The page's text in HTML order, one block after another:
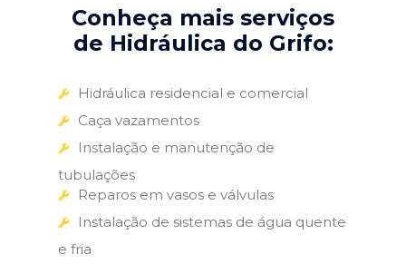
Conheça mais serviços
de Hidráulica do Grifo:
Hidráulica residencial e comercial
Caça vazamentos
Instalação e manutenção de
tubulações
Reparos em vasos e válvulas
Instalação de sistemas de água quente
e fria